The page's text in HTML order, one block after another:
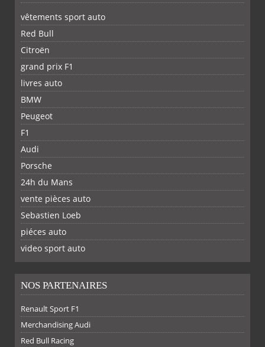
SUR SUR SUR
PARTAGERPARTAGER
FACEBOOKTWITTER
vêtements sport auto
Red Bull
Citroën
grand prix F1
livres auto
BMW
Peugeot
F1
Audi
Porsche
24h du Mans
vente pièces auto
Sebastien Loeb
piéces auto
video sport auto
NOS PARTENAIRES
Renault Sport F1
Merchandising Audi
Red Bull Racing